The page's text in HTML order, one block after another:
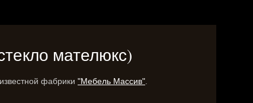
мателюкс)
фабрики "Мебель Массив"